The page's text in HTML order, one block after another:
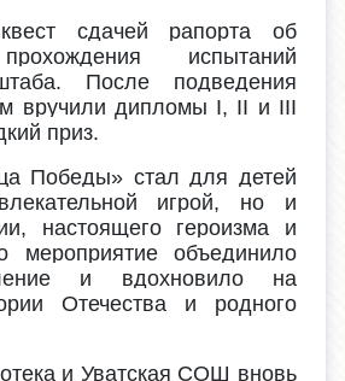
сдачей рапорта об
испытаний
После подведения
вручили дипломы I, II и III
приз.
Победы» стал для детей
игрой, но и
настоящего героизма и
мероприятие объединило
и вдохновило на
Отечества и родного
и Уватская СОШ вновь